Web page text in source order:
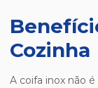
Cozinha
A coifa inox não